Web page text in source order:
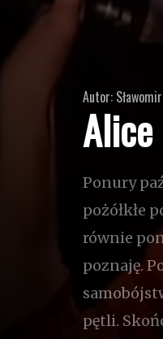
Autor:
Ponury
pożółkłe
równie
poznaję.
pętli.